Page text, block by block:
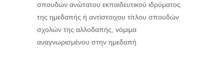
σπουδών ανώτατου εκπαιδευτικού ιδρύματος
της ημεδαπής ή αντίστοιχου τίτλου σπουδών
σχολών της αλλοδαπής, νόμιμα
αναγνωρισμένου στην ημεδαπή